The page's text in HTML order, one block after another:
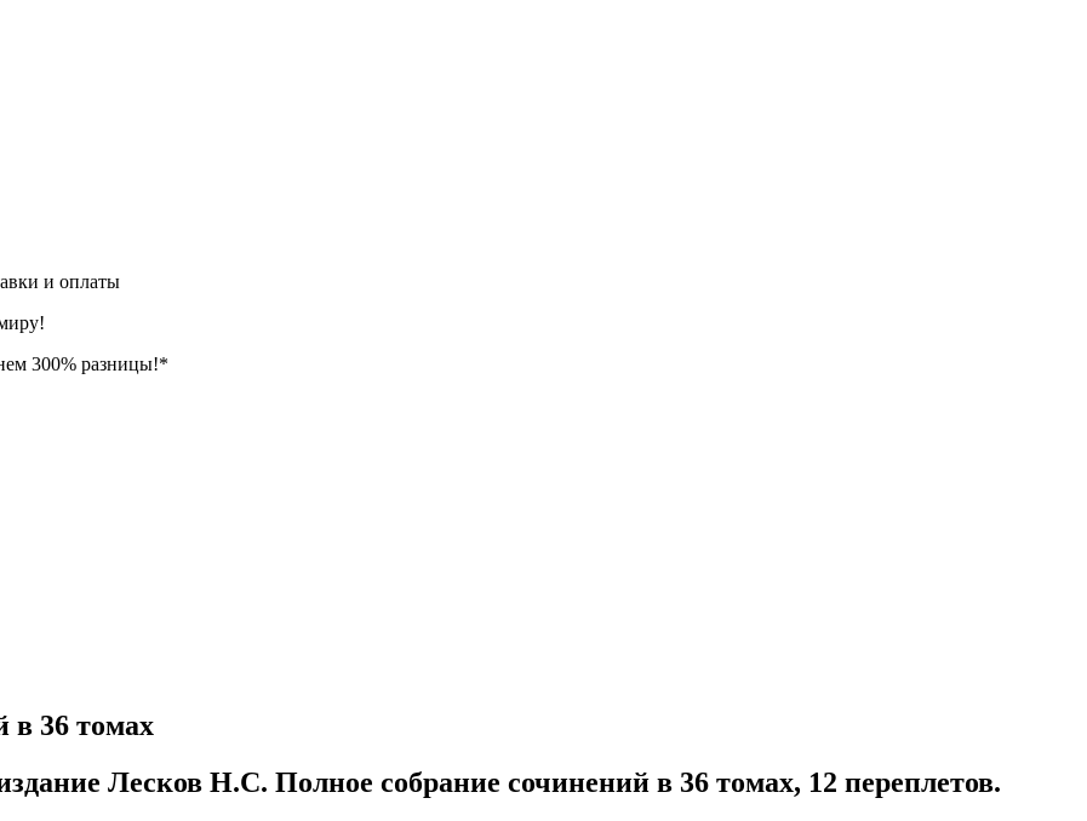
и оплаты
300% разницы!*
в 36 томах
Лесков Н.С. Полное собрание сочинений в 36 томах, 12 переплетов.